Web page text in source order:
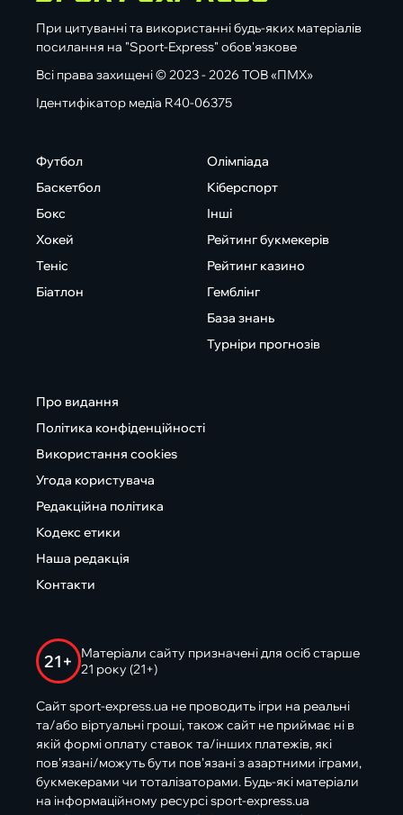
При цитуванні та використанні будь-яких матеріалів
посилання на "Sport-Express" обов'язкове
Всі права захищені © 2023 - 2026 ТОВ «ПМХ»
Ідентифікатор медіа R40-06375
Футбол
Баскетбол
Бокс
Хокей
Теніс
Біатлон
Олімпіада
Кіберспорт
Інші
Рейтинг букмекерів
Рейтинг казино
Гемблінг
База знань
Турніри прогнозів
Про видання
Політика конфіденційності
Використання cookies
Угода користувача
Редакційна політика
Кодекс етики
Наша редакція
Контакти
21+
Матеріали сайту призначені для осіб старше
21 року (21+)
Сайт sport-express.ua не проводить ігри на реальні
та/або віртуальні гроші, також сайт не приймає ні в
якій формі оплату ставок та/інших платежів, які
пов’язані/можуть бути пов’язані з азартними іграми,
букмекерами чи тоталізаторами. Будь-які матеріали
на інформаційному ресурсі sport-express.ua